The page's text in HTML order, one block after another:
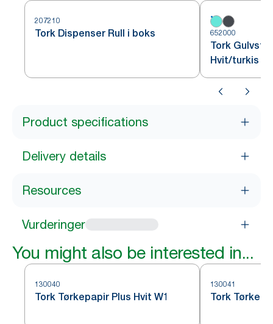
207210
Tork Dispenser Rull i boks 652000
Tork
Hvit/turkis
Product specifications
Delivery details
Resources
Vurderinger
You might also be interested in...
130040
Tork Tørkepapir Plus Hvit W1
130041
Tork